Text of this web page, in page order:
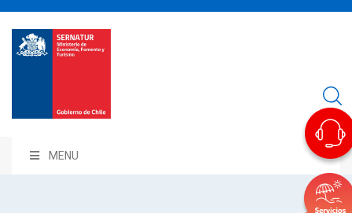
MENU